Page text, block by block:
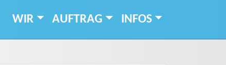
WIR AUFTRAG INFOS